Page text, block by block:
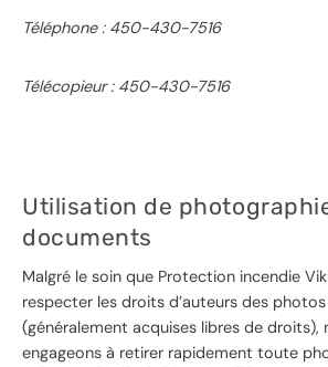
Téléphone : 450-430-7516
Télécopieur : 450-430-7516
Utilisation de
documents
Malgré le soin que Protection incendie
respecter les droits d’auteurs des
(généralement acquises libres de droits),
engageons à retirer rapidement toute